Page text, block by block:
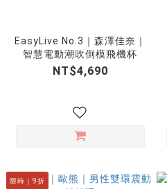
EasyLive No.3｜森澤佳奈｜
智慧電動潮吹倒模飛機杯
NT$4,690
限時｜9折